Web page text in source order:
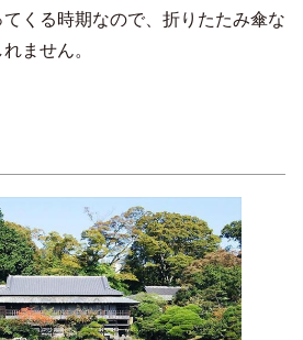
くる時期なので、折りたたみ傘な
ません。